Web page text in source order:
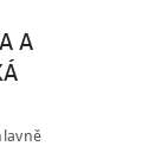
A